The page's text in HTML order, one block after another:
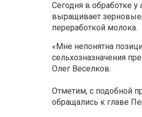
Сегодня в обработке у
выращивает
переработкой молока.
«Мне непонятна
сельхозназначения
Олег Веселков.
Отметим, с подобной
обращались к главе